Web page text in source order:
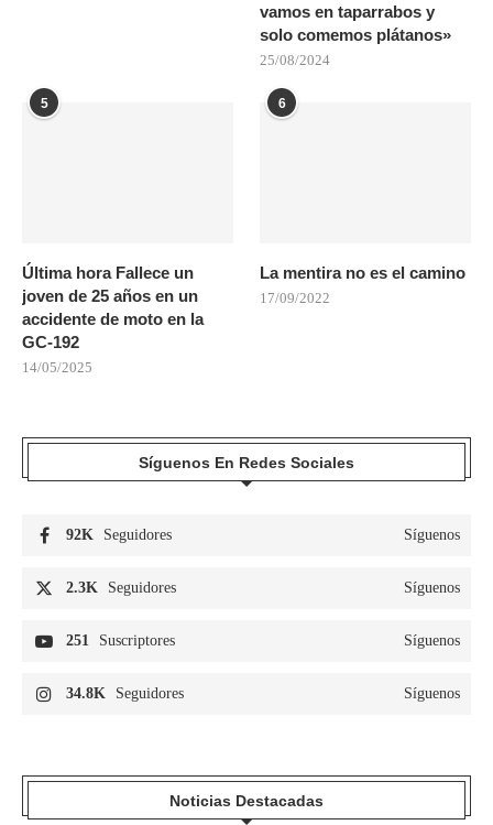
vamos en taparrabos y
solo comemos plátanos»
25/08/2024
5
Última hora Fallece un
joven de 25 años en un
accidente de moto en la
GC-192
14/05/2025
6
La mentira no es el camino
17/09/2022
Síguenos En Redes Sociales
92K Seguidores Síguenos
2.3K Seguidores Síguenos
251 Suscriptores Síguenos
34.8K Seguidores Síguenos
Noticias Destacadas